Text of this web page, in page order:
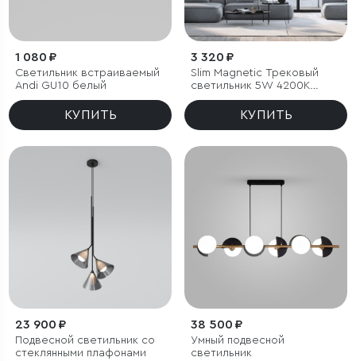
1 080 ₽
Светильник встраиваемый
Andi GU10 белый
КУПИТЬ
3 320 ₽
Slim Magnetic Трековый
светильник 5W 4200K
Event (латунь) 85040/01
КУПИТЬ
23 900 ₽
Подвесной светильник со
стеклянными плафонами
38 500 ₽
Умный подвесной
светильник